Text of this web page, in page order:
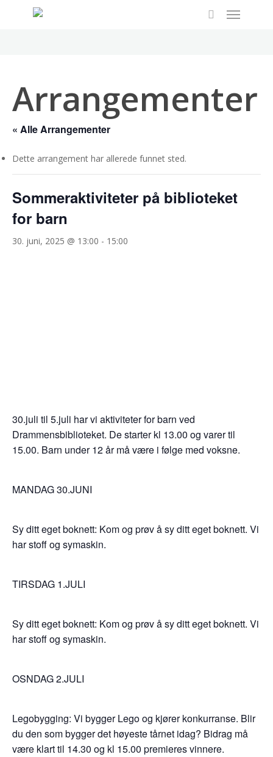
Menu
Arrangementer
« Alle Arrangementer
Dette arrangement har allerede funnet sted.
Sommeraktiviteter på biblioteket
for barn
30. juni, 2025 @ 13:00 - 15:00
30.juli til 5.juli har vi aktiviteter for barn ved
Drammensbiblioteket. De starter kl 13.00 og varer til
15.00. Barn under 12 år må være i følge med voksne.
MANDAG 30.JUNI
Sy ditt eget boknett: Kom og prøv å sy ditt eget boknett. Vi
har stoff og symaskin.
TIRSDAG 1.JULI
Sy ditt eget boknett: Kom og prøv å sy ditt eget boknett. Vi
har stoff og symaskin.
OSNDAG 2.JULI
Legobygging: Vi bygger Lego og kjører konkurranse. Blir
du den som bygger det høyeste tårnet idag? Bidrag må
være klart til 14.30 og kl 15.00 premieres vinnere.